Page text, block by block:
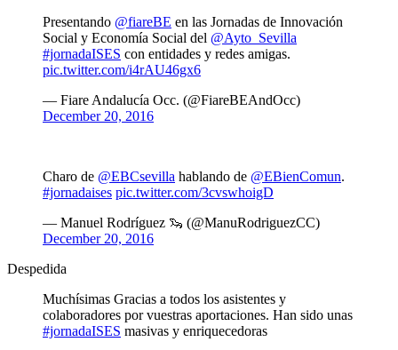
Presentando @fiareBE en las Jornadas de Innovación
Social y Economía Social del @Ayto_Sevilla
#jornadaISES con entidades y redes amigas.
pic.twitter.com/i4rAU46gx6
— Fiare Andalucía Occ. (@FiareBEAndOcc)
December 20, 2016
Charo de @EBCsevilla hablando de @EBienComun.
#jornadaises pic.twitter.com/3cvswhoigD
— Manuel Rodríguez 🦦 (@ManuRodriguezCC)
December 20, 2016
Despedida
Muchísimas Gracias a todos los asistentes y
colaboradores por vuestras aportaciones. Han sido unas
#jornadaISES masivas y enriquecedoras